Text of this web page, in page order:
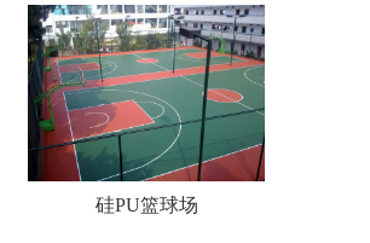
硅PU篮球场